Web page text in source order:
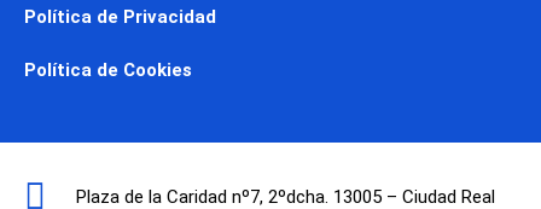
Política de Privacidad
Política de Cookies
Plaza de la Caridad nº7, 2ºdcha. 13005 – Ciudad Real